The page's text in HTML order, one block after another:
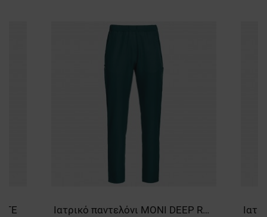
Ιατρικό παντελόνι MONI DEEP REEF